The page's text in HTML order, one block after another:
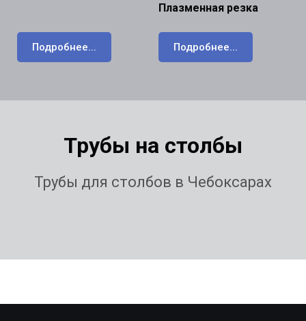
Подробнее...
Плазменная резка
Подробнее...
Трубы на столбы
Трубы для столбов в Чебоксарах